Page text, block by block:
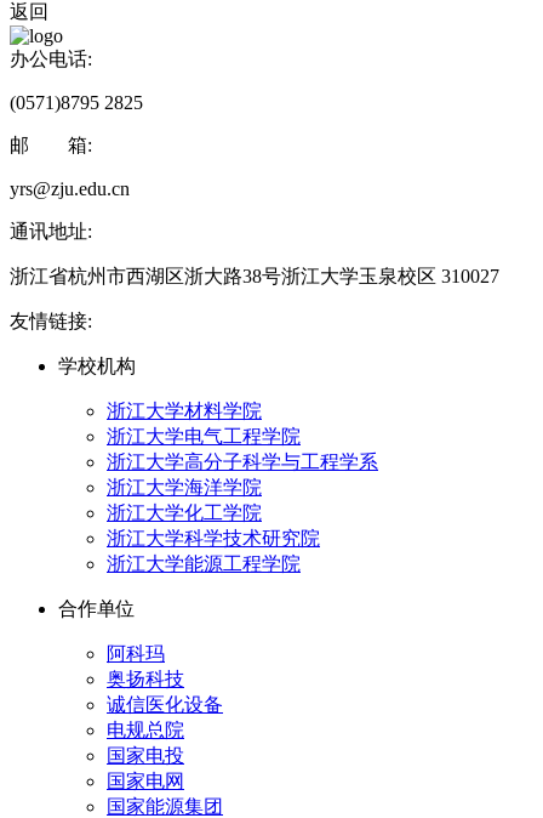
返回
办公电话:
(0571)8795 2825
邮 箱:
yrs@zju.edu.cn
通讯地址:
浙江省杭州市西湖区浙大路38号浙江大学玉泉校区 310027
友情链接:
学校机构
浙江大学材料学院
浙江大学电气工程学院
浙江大学高分子科学与工程学系
浙江大学海洋学院
浙江大学化工学院
浙江大学科学技术研究院
浙江大学能源工程学院
合作单位
阿科玛
奥扬科技
诚信医化设备
电规总院
国家电投
国家电网
国家能源集团